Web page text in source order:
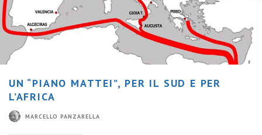
UN “PIANO MATTEI”, PER IL SUD E PER
L’AFRICA
MARCELLO PANZARELLA